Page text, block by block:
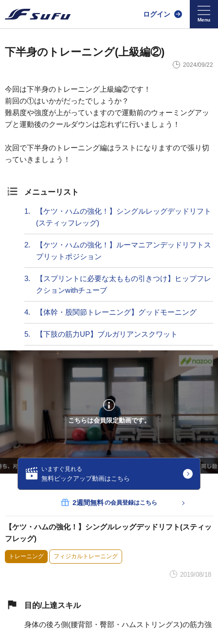
ログイン
下半身のトレーニング(上級編②)
2024/09/22
今回は下半身のトレーニング上級編②です！
前回の①はいかがだったでしょうか？
難易度や強度が上がっていますので運動前のウォーミングアッ
プと運動後のクールダウンは忘れずに行いましょう！
次回で下半身のトレーニング編はラストになりますので張り切
っていきましょう！
メニューリスト
1.
【ケツ・ハムの強化！】シングルレッグデッドリフト
(スティッフレッグ)
2.
【ケツ・ハムの強化！】ルーマニアンデッドリフトス
プリットポジション
3.
【スプリントに必要な太ももの引きつけ】ヒップフレ
クションwithチューブ
4. 【体幹・股関節トレーニング】グッドモーニング
5. 【下肢の筋力UP】ブルガリアンスクワット
こちらは会員限定動画です。
いますぐ見れる
無料ピックアップ動画はこちら
2週間無料の会員登録はこちら
【ケツ・ハムの強化！】シングルレッグデッドリフト(スティッ
フレッグ)
トレーニング フィジカルトレーニング
2019/08/18
目的/上達スキル
身体の後ろ側(腰背部・臀部・ハムストリングス)の筋力強